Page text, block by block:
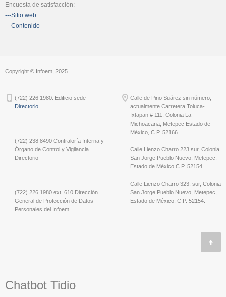
Encuesta de satisfacción:
---Sitio web
---Contenido
Copyright © Infoem, 2025
(722) 226 1980. Edificio sede
Directorio
(722) 238 8490 Contraloría Interna y
Órgano de Control y Vigilancia
Directorio
(722) 226 1980 ext. 610 Dirección
General de Protección de Datos
Personales del Infoem
Calle de Pino Suárez sin número,
actualmente Carretera Toluca-
Ixtapan # 111, Colonia La
Michoacana; Metepec Estado de
México, C.P. 52166
Calle Lienzo Charro 223 sur, Colonia
San Jorge Pueblo Nuevo, Metepec,
Estado de México C.P. 52154
Calle Lienzo Charro 323, sur, Colonia
San Jorge Pueblo Nuevo, Metepec,
Estado de México, C.P. 52154.
Chatbot Tidio